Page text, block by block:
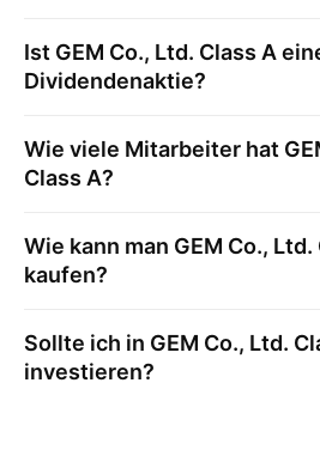
Ist GEM Co., Ltd. Class A
Dividendenaktie?
Wie viele Mitarbeiter hat
Class A?
Wie kann man GEM Co., Ltd.
kaufen?
Sollte ich in GEM Co., Ltd.
investieren?